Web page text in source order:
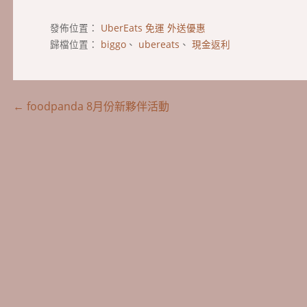
發佈位置： UberEats 免運 外送優惠
歸檔位置： biggo、 ubereats 、 現金返利
文
← foodpanda 8月份新夥伴活動